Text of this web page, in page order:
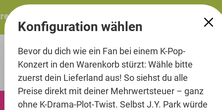
springen
ITZY – ITZY 3RD WORLD TOUR “TUNNEL
0
Konfiguration wählen
Bevor du dich wie ein Fan bei einem K-Pop-
Konzert in den Warenkorb stürzt: Wähle bitte
zuerst dein Lieferland aus! So siehst du alle
Preise direkt mit deiner Mehrwertsteuer – ganz
ohne K-Drama-Plot-Twist. Selbst J.Y. Park würde